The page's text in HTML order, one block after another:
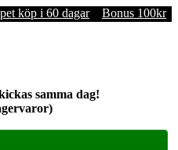
köp i 60 dagar Bonus 100kr
samma dag!